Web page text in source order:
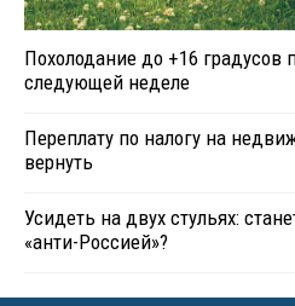
Похолодание до +16 градусов
следующей неделе
Переплату по налогу на
вернуть
Усидеть на двух стульях:
«анти-Россией»?